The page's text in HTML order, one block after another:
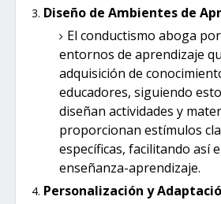
Diseño de Ambientes de
El conductismo aboga
entornos de aprendizaje
adquisición de
educadores, siguiendo
diseñan actividades y
proporcionan estímulos
específicas, facilitando así
enseñanza-aprendizaje.
Personalización y